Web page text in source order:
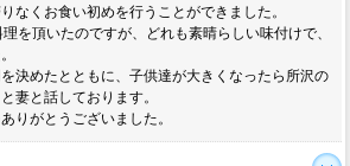
なくお食い初めを行うことができました。
を頂いたのですが、どれも素晴らしい味付けで、
決めたとともに、子供達が大きくなったら所沢の
妻と話しております。
りがとうございました。